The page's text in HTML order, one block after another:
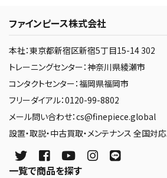
ファインピース株式会社
本社：東京都新宿区新宿5丁目15-14 302
トレーニングセンター：神奈川県綾瀬市
コンタクトセンター：福岡県福岡市
フリーダイアル：0120-99-8802
メール問い合わせ：cs@finepiece.global
設置・取説・中古買取・メンテナンス 全国対応
一覧で商品を探す